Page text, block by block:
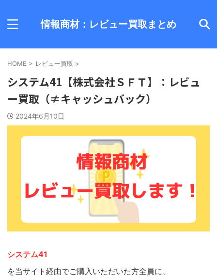
情報商材：レビュー買取まとめ
HOME > レビュー買取 >
システム41【株式会社ＳＦＴ】：レビュ
ー買取（≠キャッシュバック）
2024年6月10日
システム41
を当サイト経由でご購入いただいた方全員に、